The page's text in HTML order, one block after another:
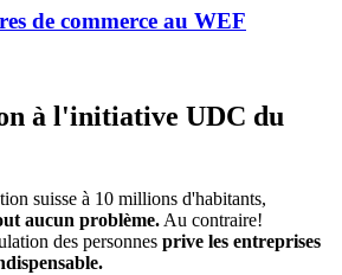
de commerce au WEF
à l'initiative UDC du
suisse à 10 millions d'habitants,
aucun problème. Au contraire!
des personnes prive les entreprises